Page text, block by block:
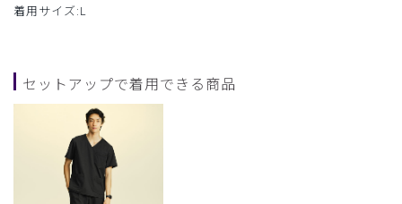
着用サイズ:L
セットアップで着用できる商品